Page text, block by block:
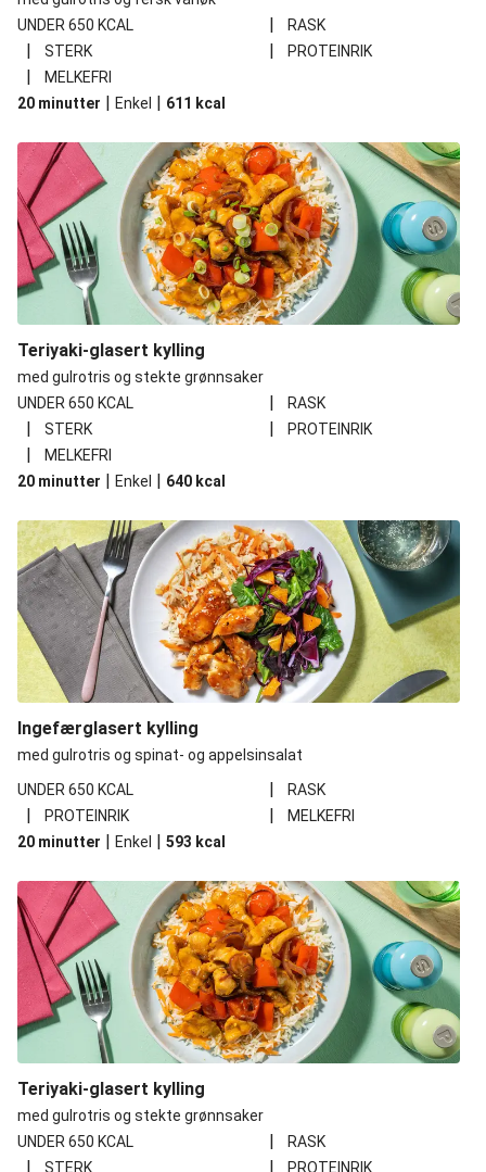
UNDER 650 KCAL
| RASK
| STERK | PROTEINRIK
|
MELKEFRI
20 minutter | Enkel | 611 kcal
Teriyaki-glasert kylling
med gulrotris og stekte grønnsaker
UNDER 650 KCAL
| RASK
| STERK | PROTEINRIK
|
MELKEFRI
20 minutter | Enkel | 640 kcal
Ingefærglasert kylling
med gulrotris og spinat- og appelsinsalat
UNDER 650 KCAL
| RASK
| PROTEINRIK |
MELKEFRI
20 minutter | Enkel | 593 kcal
Teriyaki-glasert kylling
med gulrotris og stekte grønnsaker
UNDER 650 KCAL
| RASK
| STERK | PROTEINRIK